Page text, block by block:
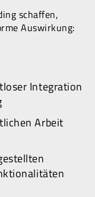
schaffen,
Auswirkung:
Integration
Arbeit